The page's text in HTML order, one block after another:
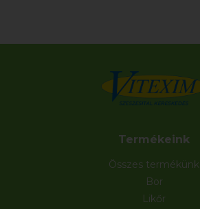
Termékeink
Összes termékünk
Bor
Likőr